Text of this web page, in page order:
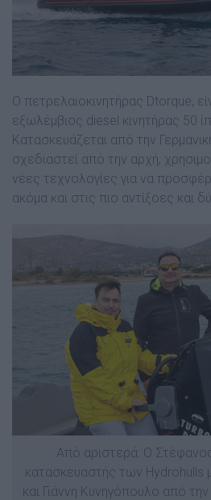
Ο πετρελαιοκινητήρας Dtorque,
εξωλέµβιος diesel κινητήρας 50
Κατασκευάζεται από την
σχεδιαστεί από την αρχή,
νέες τεχνολογίες για να
ακόµα και στις πιο αντίξοες και
Από αριστερά: Ο
κατασκευαστής των Hydrohulls
και Γιάννη Κυνηγόπουλο από